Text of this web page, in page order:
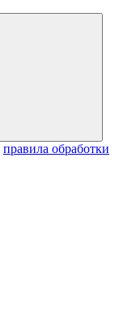
правила обработки